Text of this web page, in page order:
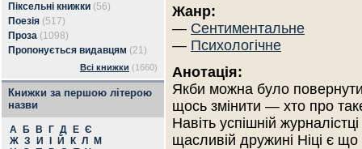
Піксельні книжки (56)
Поезія (517)
Проза (1098)
Пропонується видавцям (21)
Всі книжки (1660)
Книжки за першою літерою
назви
А Б В Г Д Е Є
Ж З И Й К Л
М
Жанр:
— Сентиментальне
— Психологічне
Анотація:
Якби можна було
щось змінити — хто про
Навіть успішній
щасливій дружині Ніці є